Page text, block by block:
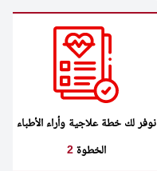
نوفر لك خطة علاجية وأراء الأطباء
الخطوة2